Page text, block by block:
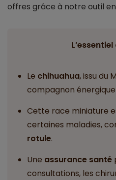
offres grâce à notre outil
Le chihuahua, issu du
compagnon
Cette race miniature
certaines maladies,
rotule.
Une assurance santé
consultations, les